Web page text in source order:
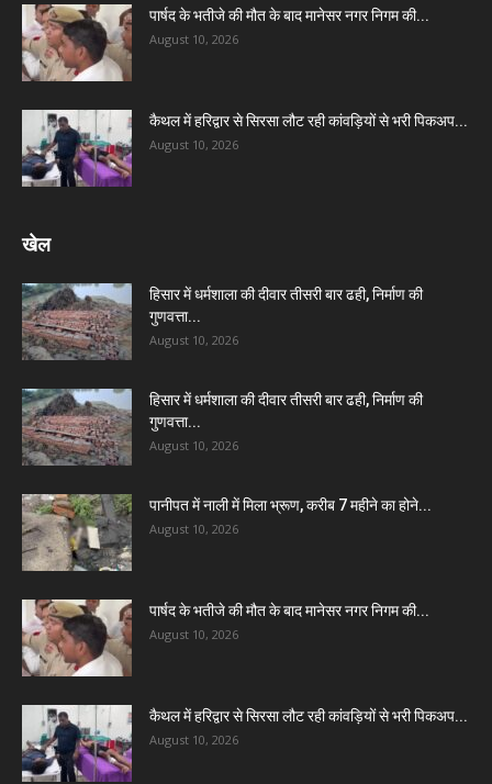
पार्षद के भतीजे की मौत के बाद मानेसर नगर निगम की...
August 10, 2026
कैथल में हरिद्वार से सिरसा लौट रही कांवड़ियों से भरी पिकअप...
August 10, 2026
खेल
हिसार में धर्मशाला की दीवार तीसरी बार ढही, निर्माण की
गुणवत्ता...
August 10, 2026
हिसार में धर्मशाला की दीवार तीसरी बार ढही, निर्माण की
गुणवत्ता...
August 10, 2026
पानीपत में नाली में मिला भ्रूण, करीब 7 महीने का होने...
August 10, 2026
पार्षद के भतीजे की मौत के बाद मानेसर नगर निगम की...
August 10, 2026
कैथल में हरिद्वार से सिरसा लौट रही कांवड़ियों से भरी पिकअप...
August 10, 2026